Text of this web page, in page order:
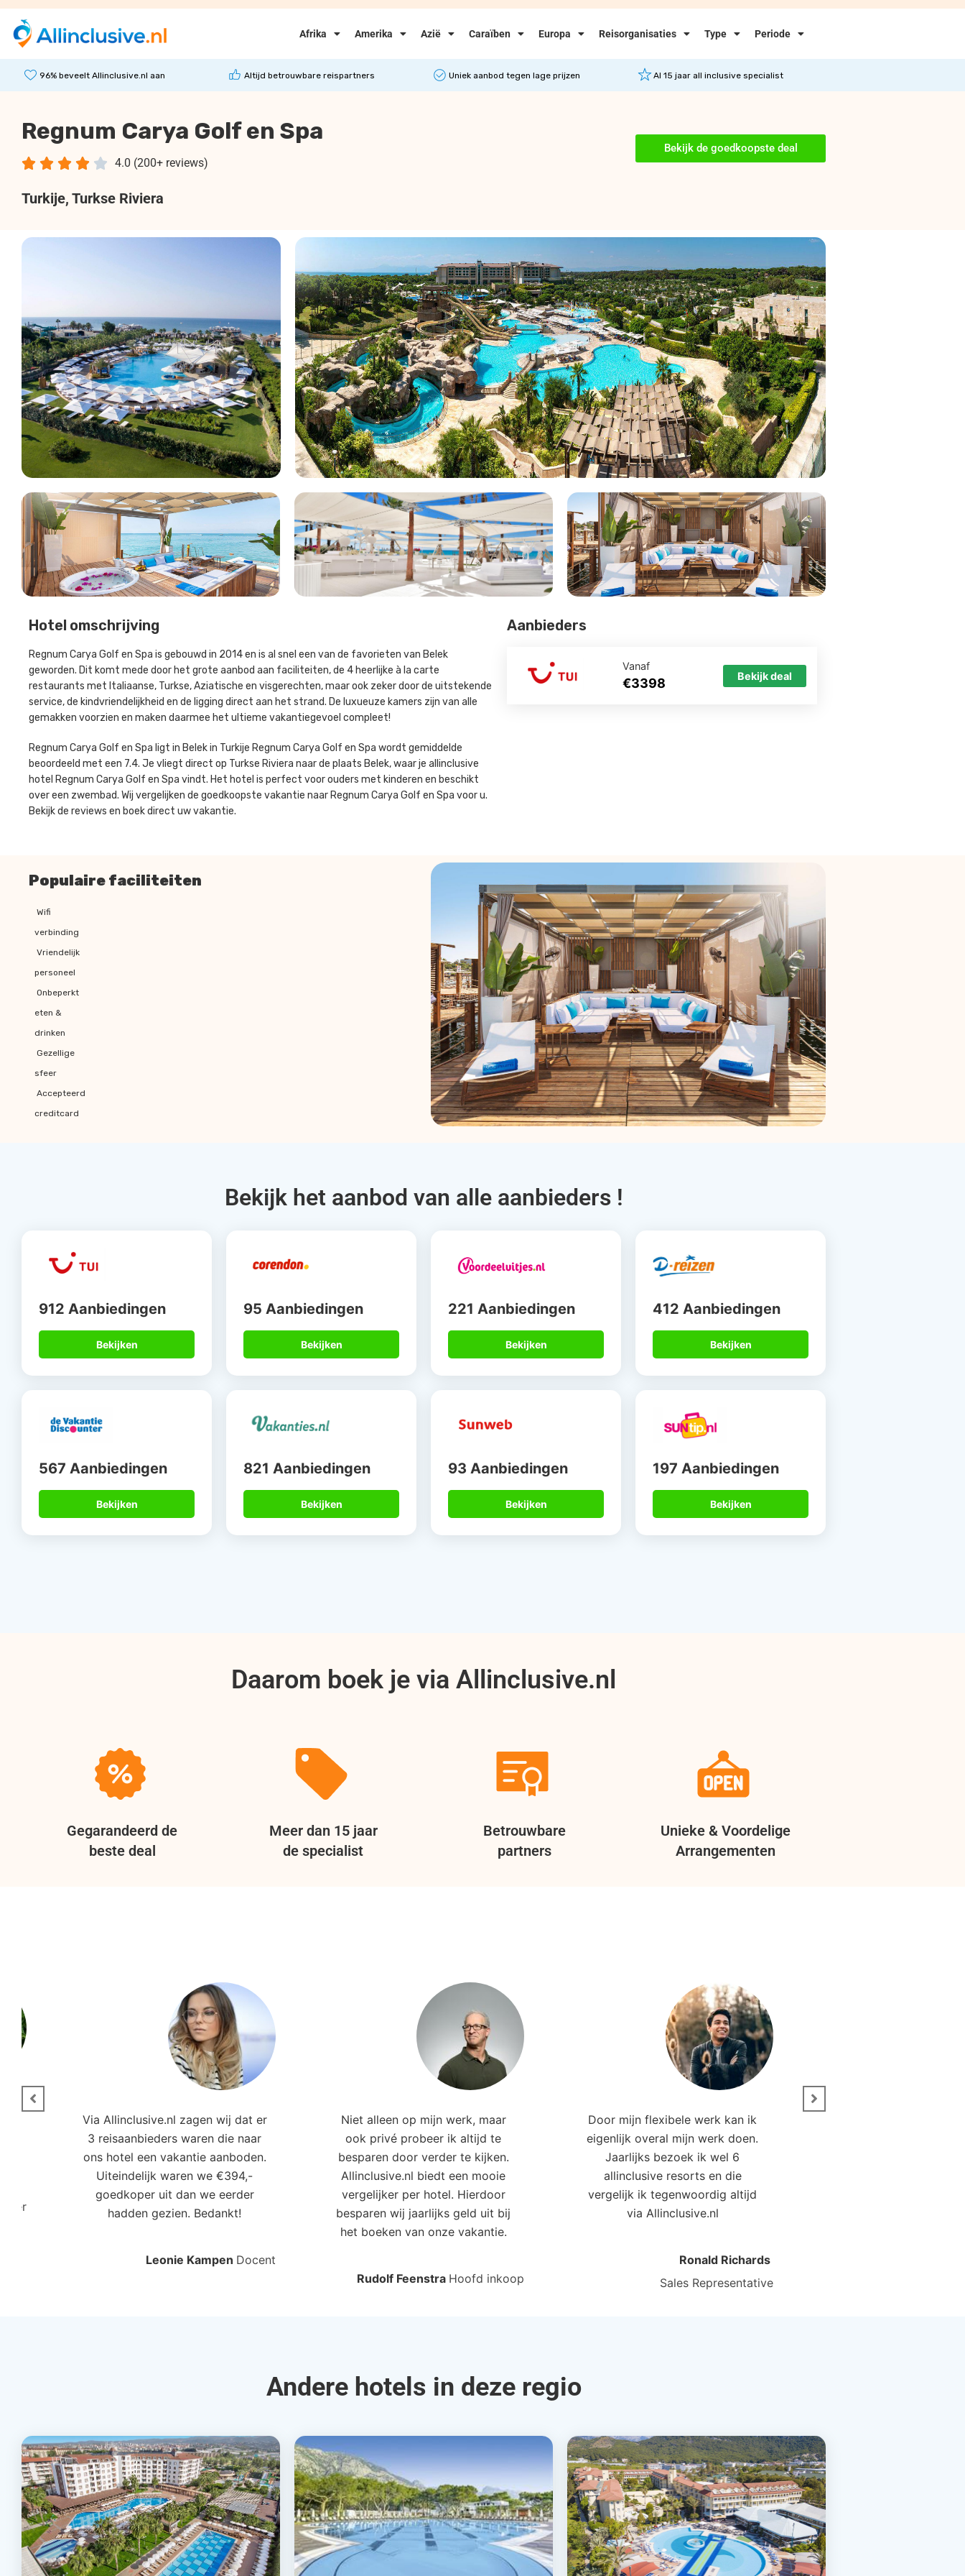
Afrika Amerika Azië Caraïben Europa Reisorganisaties Type Periode
96% beveelt Allinclusive.nl aan Altijd betrouwbare reispartners Uniek aanbod tegen lage prijzen Al 15 jaar all inclusive specialist
Regnum Carya Golf en Spa
4.0 (200+ reviews)
    
Turkije, Turkse Riviera
Bekijk de goedkoopste deal
Hotel omschrijving
Regnum Carya Golf en Spa is gebouwd in 2014 en is al snel een van de favorieten van Belek
geworden. Dit komt mede door het grote aanbod aan faciliteiten, de 4 heerlijke à la carte
restaurants met Italiaanse, Turkse, Aziatische en visgerechten, maar ook zeker door de uitstekende
service, de kindvriendelijkheid en de ligging direct aan het strand. De luxueuze kamers zijn van alle
gemakken voorzien en maken daarmee het ultieme vakantiegevoel compleet!
Regnum Carya Golf en Spa ligt in Belek in Turkije Regnum Carya Golf en Spa wordt gemiddelde
beoordeeld met een 7.4. Je vliegt direct op Turkse Riviera naar de plaats Belek, waar je allinclusive
hotel Regnum Carya Golf en Spa vindt. Het hotel is perfect voor ouders met kinderen en beschikt
over een zwembad. Wij vergelijken de goedkoopste vakantie naar Regnum Carya Golf en Spa voor u.
Bekijk de reviews en boek direct uw vakantie.
Aanbieders
Vanaf
€3398 Bekijk deal
Populaire faciliteiten
Wifi
verbinding
Vriendelijk
personeel
Onbeperkt
eten &
drinken
Gezellige
sfeer
Accepteerd
creditcard
Bekijk het aanbod van alle aanbieders !
912 Aanbiedingen
Bekijken
95 Aanbiedingen
Bekijken
221 Aanbiedingen
Bekijken
412 Aanbiedingen
Bekijken
567 Aanbiedingen
Bekijken
821 Aanbiedingen
Bekijken
93 Aanbiedingen
Bekijken
197 Aanbiedingen
Bekijken
Daarom boek je via Allinclusive.nl
Gegarandeerd de
beste deal
Meer dan 15 jaar
de specialist
Betrouwbare
partners
Unieke & Voordelige
Arrangementen
Via Allinclusive.nl zagen wij dat er
3 reisaanbieders waren die naar
ons hotel een vakantie aanboden.
Uiteindelijk waren we €394,-
goedkoper uit dan we eerder
hadden gezien. Bedankt!
Leonie Kampen Docent
Niet alleen op mijn werk, maar
ook privé probeer ik altijd te
besparen door verder te kijken.
Allinclusive.nl biedt een mooie
vergelijker per hotel. Hierdoor
besparen wij jaarlijks geld uit bij
het boeken van onze vakantie.
Rudolf Feenstra Hoofd inkoop
Door mijn flexibele werk kan ik
eigenlijk overal mijn werk doen.
Jaarlijks bezoek ik wel 6
allinclusive resorts en die
vergelijk ik tegenwoordig altijd
via Allinclusive.nl
Ronald Richards
Sales Representative
Andere hotels in deze regio